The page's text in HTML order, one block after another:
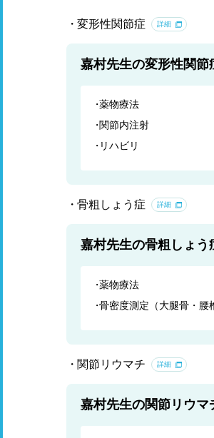
変形性関節症 詳細
嘉村先生の変形性関節
薬物療法
関節内注射
リハビリ
骨粗しょう症 詳細
嘉村先生の骨粗しょう
薬物療法
骨密度測定（大腿骨・腰
関節リウマチ 詳細
嘉村先生の関節リウマ